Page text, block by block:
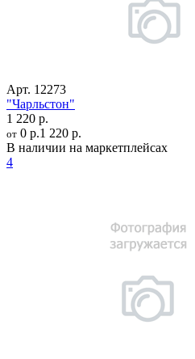
Арт. 12273
"Чарльстон"
1 220 р.
от 0 р.1 220 р.
В наличии на маркетплейсах
4